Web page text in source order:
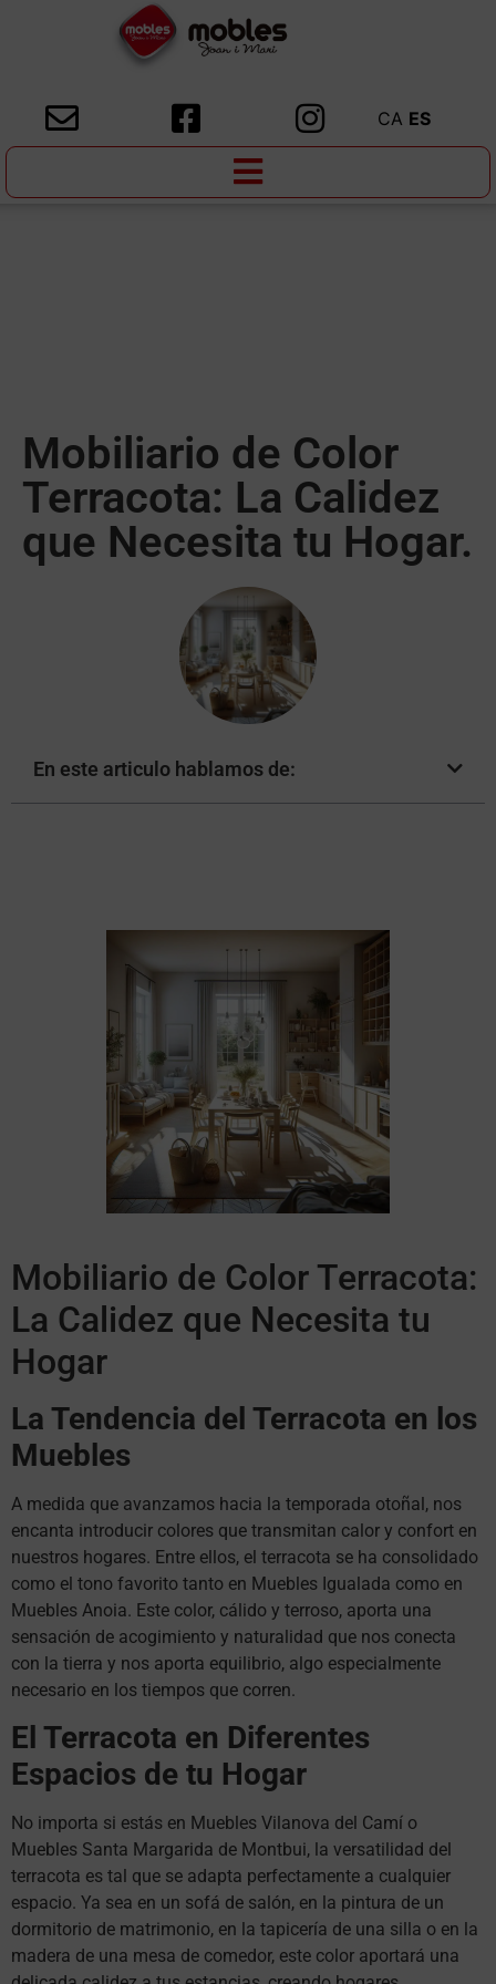
CA ES
Mobiliario de Color
Terracota: La Calidez
que Necesita tu Hogar.
En este articulo hablamos de:
Mobiliario de Color Terracota:
La Calidez que Necesita tu
Hogar
La Tendencia del Terracota en los
Muebles
A medida que avanzamos hacia la temporada otoñal, nos
encanta introducir colores que transmitan calor y confort en
nuestros hogares. Entre ellos, el terracota se ha consolidado
como el tono favorito tanto en Muebles Igualada como en
Muebles Anoia. Este color, cálido y terroso, aporta una
sensación de acogimiento y naturalidad que nos conecta
con la tierra y nos aporta equilibrio, algo especialmente
necesario en los tiempos que corren.
El Terracota en Diferentes
Espacios de tu Hogar
No importa si estás en Muebles Vilanova del Camí o
Muebles Santa Margarida de Montbui, la versatilidad del
terracota es tal que se adapta perfectamente a cualquier
espacio. Ya sea en un sofá de salón, en la pintura de un
dormitorio de matrimonio, en la tapicería de una silla o en la
madera de una mesa de comedor, este color aportará una